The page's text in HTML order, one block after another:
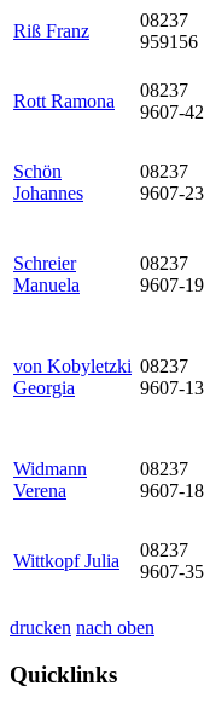
Riß Franz
08237
959156
Rott Ramona
08237
9607-42
Schön
Johannes
08237
9607-23
Schreier
Manuela
08237
9607-19
von Kobyletzki
Georgia
08237
9607-13
Widmann
Verena
08237
9607-18
Wittkopf Julia
08237
9607-35
drucken nach oben
Quicklinks